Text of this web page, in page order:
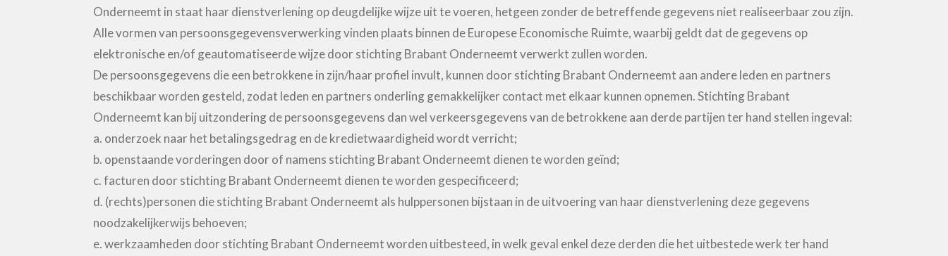
Onderneemt in staat haar dienstverlening op deugdelijke wijze uit te voeren, hetgeen zonder de betreffende gegevens niet realiseerbaar zou zijn.
Alle vormen van persoonsgegevensverwerking vinden plaats binnen de Europese Economische Ruimte, waarbij geldt dat de gegevens op
elektronische en/of geautomatiseerde wijze door stichting Brabant Onderneemt verwerkt zullen worden.
De persoonsgegevens die een betrokkene in zijn/haar profiel invult, kunnen door stichting Brabant Onderneemt aan andere leden en partners
beschikbaar worden gesteld, zodat leden en partners onderling gemakkelijker contact met elkaar kunnen opnemen. Stichting Brabant
Onderneemt kan bij uitzondering de persoonsgegevens dan wel verkeersgegevens van de betrokkene aan derde partijen ter hand stellen ingeval:
a. onderzoek naar het betalingsgedrag en de kredietwaardigheid wordt verricht;
b. openstaande vorderingen door of namens stichting Brabant Onderneemt dienen te worden geïnd;
c. facturen door stichting Brabant Onderneemt dienen te worden gespecificeerd;
d. (rechts)personen die stichting Brabant Onderneemt als hulppersonen bijstaan in de uitvoering van haar dienstverlening deze gegevens
noodzakelijkerwijs behoeven;
e. werkzaamheden door stichting Brabant Onderneemt worden uitbesteed, in welk geval enkel deze derden die het uitbestede werk ter hand